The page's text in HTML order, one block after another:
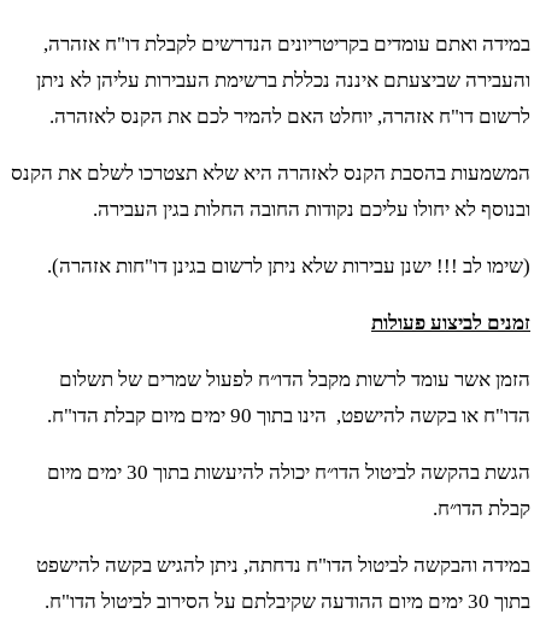
במידה ואתם עומדים בקריטריונים הנדרשים לקבלת דו"ח אזהרה,
והעבירה שביצעתם איננה נכללת ברשימת העבירות עליהן לא ניתן
לרשום דו"ח אזהרה, יוחלט האם להמיר לכם את הקנס לאזהרה.
המשמעות בהסבת הקנס לאזהרה היא שלא תצטרכו לשלם את הקנס
ובנוסף לא יחולו עליכם נקודות החובה החלות בגין העבירה.
(שימו לב !!! ישנן עבירות שלא ניתן לרשום בגינן דו"חות אזהרה).
זמנים לביצוע פעולות
הזמן אשר עומד לרשות מקבל הדו״ח לפעול שמרים של תשלום
הדו"ח או בקשה להישפט, הינו בתוך 90 ימים מיום קבלת הדו"ח.
הגשת בהקשה לביטול הדו״ח יכולה להיעשות בתוך 30 ימים מיום
קבלת הדו״ח.
במידה והבקשה לביטול הדו"ח נדחתה, ניתן להגיש בקשה להישפט
בתוך 30 ימים מיום ההודעה שקיבלתם על הסירוב לביטול הדו"ח.